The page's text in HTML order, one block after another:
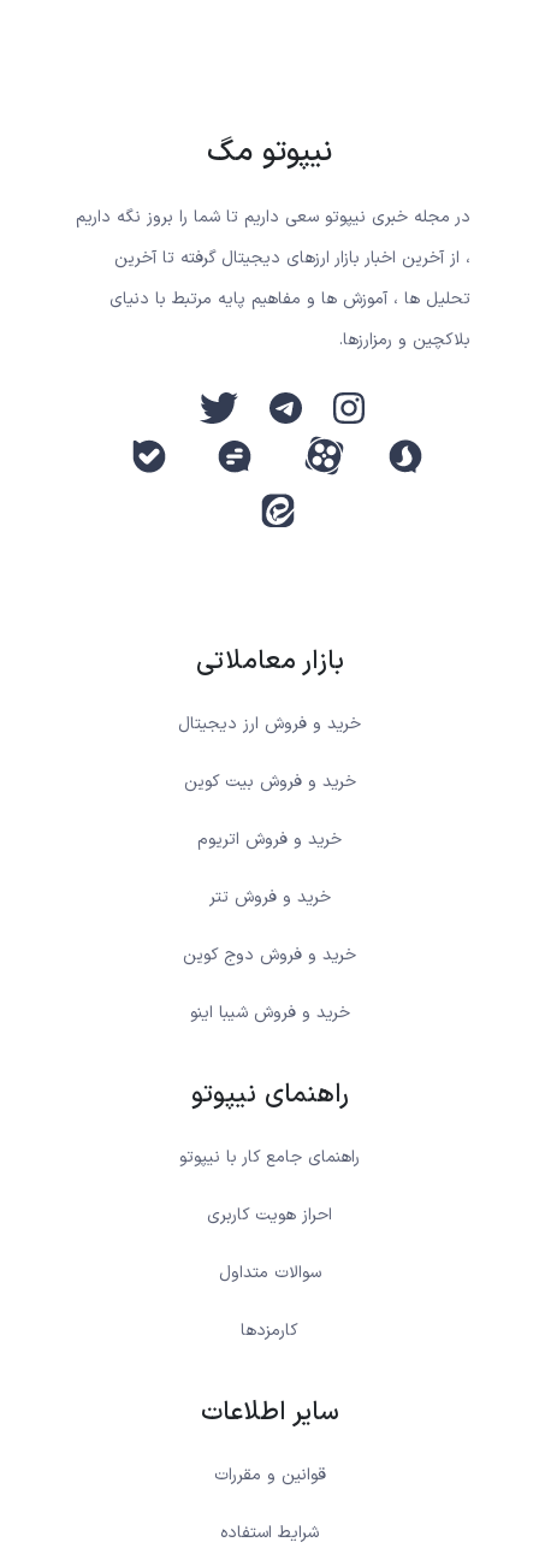
نیپوتو مگ
در مجله خبری نیپوتو سعی داریم تا شما را بروز نگه داریم
، از آخرین اخبار بازار ارزهای دیجیتال گرفته تا آخرین
تحلیل ها ، آموزش ها و مفاهیم پایه مرتبط با دنیای
بلاکچین و رمزارزها.
بازار معاملاتی
خرید و فروش ارز دیجیتال
خرید و فروش بیت کوین
خرید و فروش اتریوم
خرید و فروش تتر
خرید و فروش دوج کوین
خرید و فروش شیبا اینو
راهنمای نیپوتو
راهنمای جامع کار با نیپوتو
احراز هویت کاربری
سوالات متداول
کارمزدها
سایر اطلاعات
قوانین و مقررات
شرایط استفاده